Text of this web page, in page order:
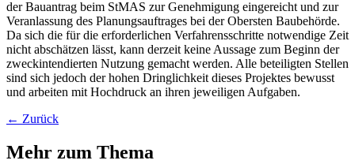
der Bauantrag beim StMAS zur Genehmigung eingereicht und zur
Veranlassung des Planungsauftrages bei der Obersten Baubehörde.
Da sich die für die erforderlichen Verfahrensschritte notwendige Zeit
nicht abschätzen lässt, kann derzeit keine Aussage zum Beginn der
zweckintendierten Nutzung gemacht werden. Alle beteiligten Stellen
sind sich jedoch der hohen Dringlichkeit dieses Projektes bewusst
und arbeiten mit Hochdruck an ihren jeweiligen Aufgaben.
← Zurück
Mehr zum Thema